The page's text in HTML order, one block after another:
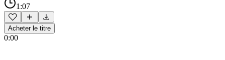
1:07
Acheter le titre
0:00